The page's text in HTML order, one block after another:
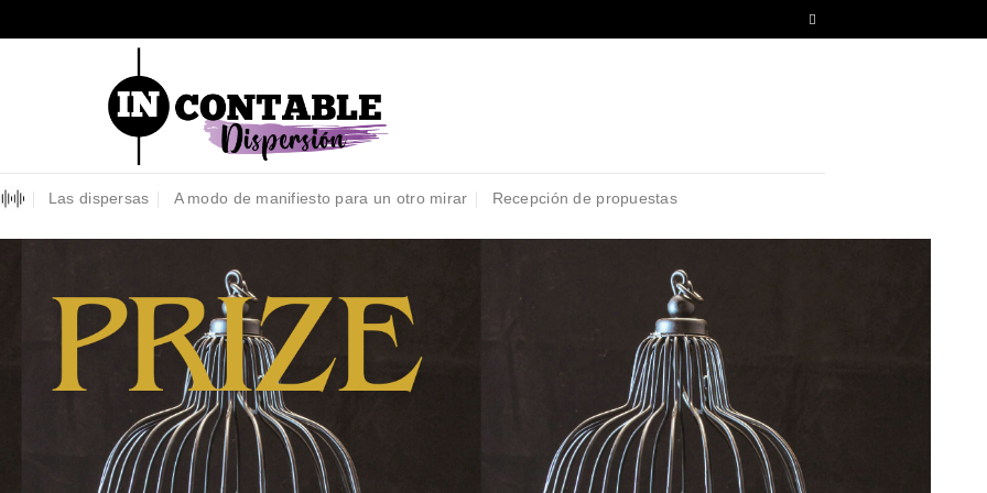
Las dispersas A modo de manifiesto para un otro mirar Recepción de propuestas